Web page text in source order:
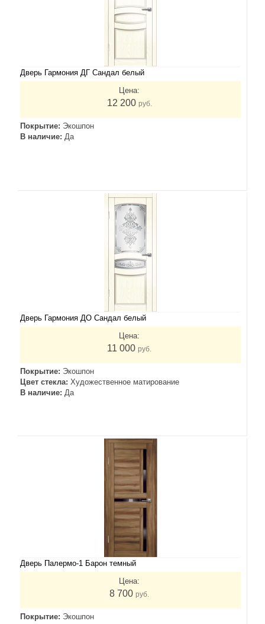
Дверь Гармония ДГ Сандал белый
Цена:
12 200 руб.
Покрытие: Экошпон
В наличие: Да
Дверь Гармония ДО Сандал белый
Цена:
11 000 руб.
Покрытие: Экошпон
Цвет стекла: Художественное матирование
В наличие: Да
Дверь Палермо-1 Барон темный
Цена:
8 700 руб.
Покрытие: Экошпон